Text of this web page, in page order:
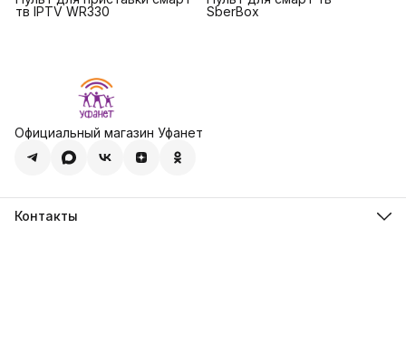
тв IPTV WR330
SberBox
Официальный магазин Уфанет
Контакты